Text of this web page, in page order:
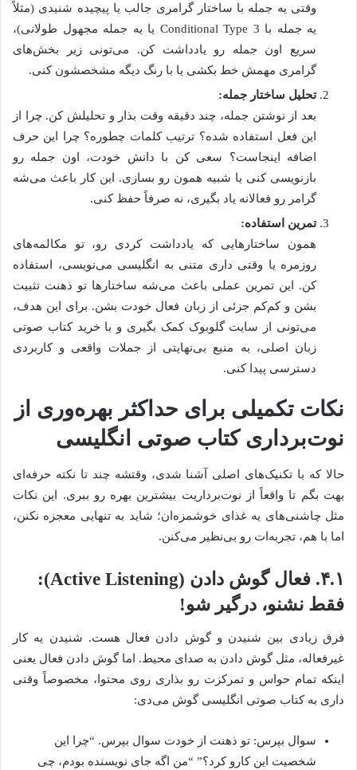
وقتی یه جمله با ساختار گرامری جالب یا پیچیده شنیدی (مثلاً
یه جمله با Conditional Type 3 یا یه جمله مجهول طولانی)،
سریع اون جمله رو یادداشت کن. می‌تونی زیر بخش‌های
گرامری مهمش خط بکشی یا با رنگ دیگه مشخصشون کنی.
تحلیل ساختار جمله:
بعد از نوشتن جمله، چند دقیقه وقت بذار و تحلیلش کن. چرا از
این فعل استفاده شده؟ ترتیب کلمات چطوره؟ چرا این حرف
اضافه اینجاست؟ سعی کن با دانش خودت، اون جمله رو
بازنویسی کنی یا شبیه همون رو بسازی. این کار باعث می‌شه
گرامر رو فعالانه یاد بگیری، نه صرفاً حفظ کنی.
تمرین استفاده:
همون ساختارهایی که یادداشت کردی رو، تو مکالمه‌های
روزمره یا وقتی داری متنی به انگلیسی می‌نویسی، استفاده
کن. این تمرین عملی باعث می‌شه ساختارها تو ذهنت تثبیت
بشن و کم‌کم جزئی از زبان فعال خودت بشن. برای این هدف،
می‌تونی از سایت گلوبوک کمک بگیری و با خرید کتاب صوتی
زبان اصلی، به منبع بی‌نهایتی از جملات واقعی و کاربردی
دسترسی پیدا کنی.
نکات تکمیلی برای حداکثر بهره‌وری از
نوت‌برداری کتاب صوتی انگلیسی
حالا که با تکنیک‌های اصلی آشنا شدی، وقتشه چند تا نکته حرفه‌ای
بهت بگم تا واقعاً از نوت‌برداریت بیشترین بهره رو ببری. این نکات
مثل چاشنی‌های یه غذای خوشمزه‌ان؛ شاید به تنهایی معجزه نکنن،
اما با هم، تجربه‌ات رو بی‌نظیر می‌کنن.
۴.۱. فعال گوش دادن (Active Listening):
فقط نشنو، درگیر شو!
فرق زیادی بین شنیدن و گوش دادن فعال هست. شنیدن یه کار
غیرفعاله، مثل گوش دادن به صدای محیط. اما گوش دادن فعال یعنی
اینکه تمام حواس و تمرکزت رو بذاری روی محتوا، مخصوصاً وقتی
داری به کتاب صوتی انگلیسی گوش می‌دی:
سوال بپرس: تو ذهنت از خودت سوال بپرس. “چرا این
شخصیت این کارو کرد؟” “من اگه جای نویسنده بودم، چی